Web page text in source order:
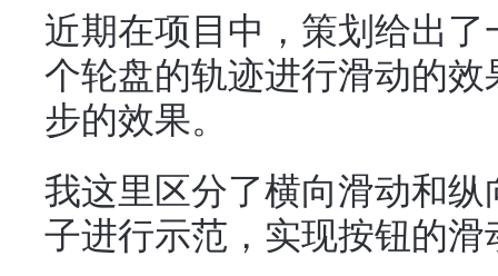
近期在项目中，策划给出
个轮盘的轨迹进行滑动的
步的效果。
我这里区分了横向滑动和
子进行示范，实现按钮的滑